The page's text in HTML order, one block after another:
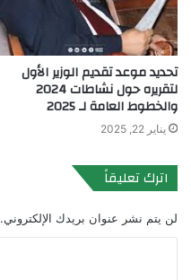
تحديد موعد تقديم الوزير الأول
لتقريره حول نشاطات 2024
والخطوط العامة لـ 2025
يناير 22, 2025
اترك تعليقاً
لن يتم نشر عنوان بريدك الإلكتروني.